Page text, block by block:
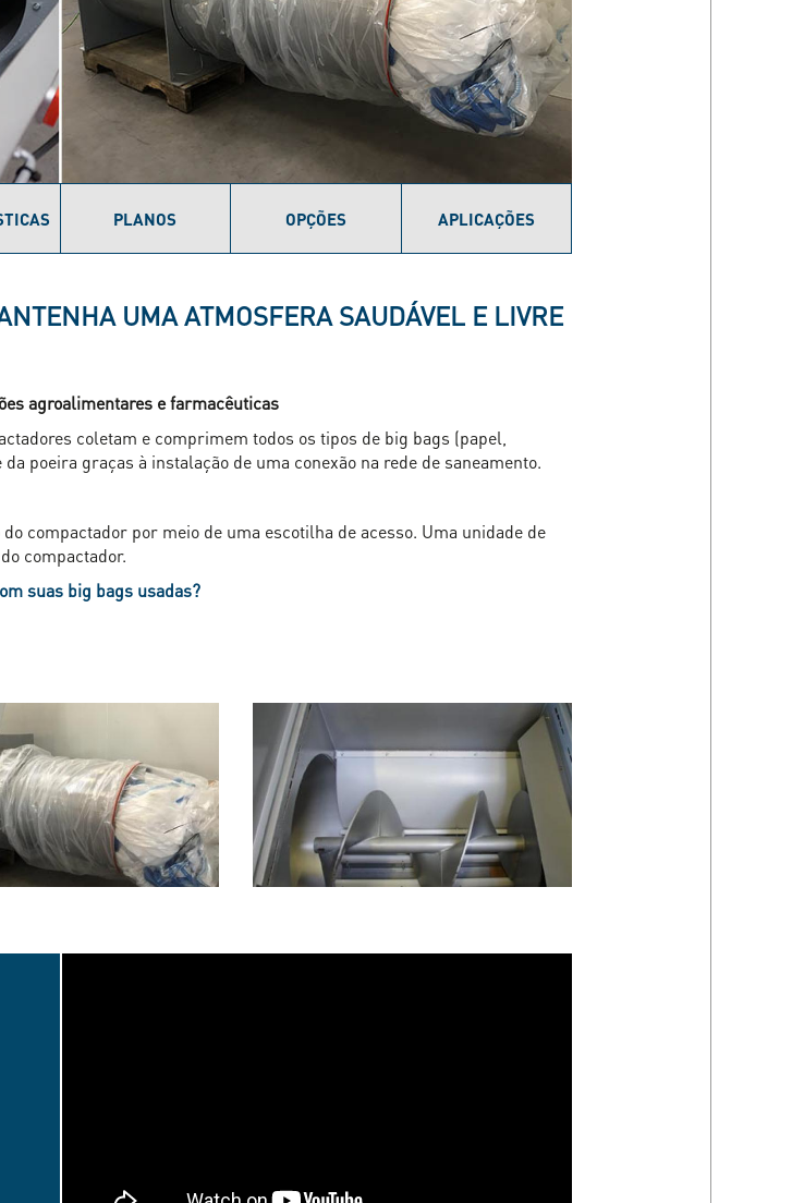
PLANOS OPÇÕES APLICAÇÕES
UMA ATMOSFERA SAUDÁVEL E LIVRE
agroalimentares e farmacêuticas
coletam e comprimem todos os tipos de big bags (papel,
poeira graças à instalação de uma conexão na rede de saneamento.
compactador por meio de uma escotilha de acesso. Uma unidade de
compactador.
suas big bags usadas?